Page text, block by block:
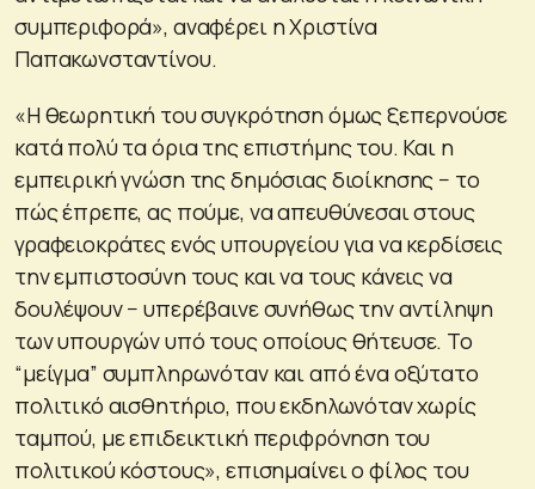
συμπεριφορά», αναφέρει η Χριστίνα
Παπακωνσταντίνου.
«Η θεωρητική του συγκρότηση όμως ξεπερνούσε
κατά πολύ τα όρια της επιστήμης του. Και η
εμπειρική γνώση της δημόσιας διοίκησης − το
πώς έπρεπε, ας πούμε, να απευθύνεσαι στους
γραφειοκράτες ενός υπουργείου για να κερδίσεις
την εμπιστοσύνη τους και να τους κάνεις να
δουλέψουν − υπερέβαινε συνήθως την αντίληψη
των υπουργών υπό τους οποίους θήτευσε. Το
“μείγμα” συμπληρωνόταν και από ένα οξύτατο
πολιτικό αισθητήριο, που εκδηλωνόταν χωρίς
ταμπού, με επιδεικτική περιφρόνηση του
πολιτικού κόστους», επισημαίνει ο φίλος του